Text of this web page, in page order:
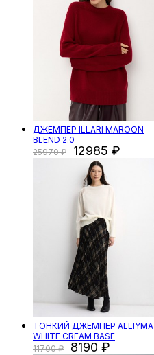
ДЖЕМПЕР ILLARI MAROON
BLEND 2.0
25970
12985
ТОНКИЙ ДЖЕМПЕР ALLIYMA
WHITE CREAM BASE
11700
8190